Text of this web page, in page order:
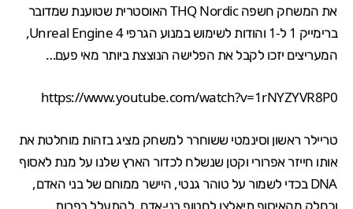
את המשחק חשפה THQNordic האוסטרית שטוענת שמדובר
ברימייק 1 ל-1 והודות לשימוש במנוע הגרפי Unreal Engine 4,
המעריצים יזכו לקבל את הפלישה הנוצצת ביותר מאי פעם…
https://www.youtube.com/watch?v=1rNYZYVR8P0
טריילר ראשון וסינמטי ששוחרר למשחק מציג בזהות מוחלטת את
אותו חייזר אפרורי וקטן שנשלח לכדור הארץ שלנו על מנת לאסוף
DNA בכדי לשמור על טוהר גנטי, היישר ממוחם של בני האדם,